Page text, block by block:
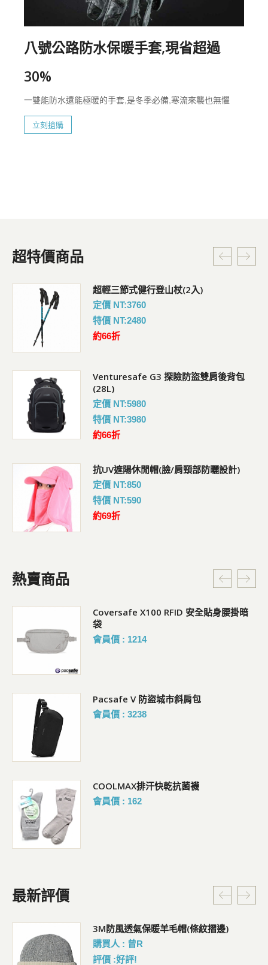
八號公路防水保暖手套,現省超過
30%
一雙能防水還能極暖的手套,是冬季必備,寒流來襲也無懼
立刻搶購
超特價商品
超輕三節式健行登山杖(2入)
定價 NT:3760
特價 NT:2480
約66折
Venturesafe G3 探險防盜雙肩後背包
(28L)
定價 NT:5980
特價 NT:3980
約66折
抗UV遮陽休閒帽(臉/肩頸部防曬設計)
定價 NT:850
特價 NT:590
約69折
熱賣商品
Coversafe X100 RFID 安全貼身腰掛暗
袋
會員價 : 1214
Pacsafe V 防盜城市斜肩包
會員價 : 3238
COOLMAX排汗快乾抗菌襪
會員價 : 162
最新評價
3M防風透氣保暖羊毛帽(條紋摺邊)
購買人 : 曾R
評價 :好評!